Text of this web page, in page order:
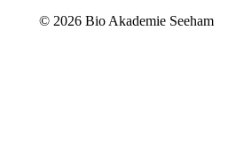
© 2026 Bio Akademie Seeham